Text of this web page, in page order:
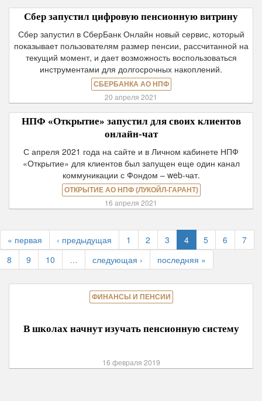
Сбер запустил цифровую пенсионную витрину
Сбер запустил в СберБанк Онлайн новый сервис, который
показывает пользователям размер пенсии, рассчитанной на
текущий момент, и дает возможность воспользоваться
инструментами для долгосрочных накоплений.
СБЕРБАНКА АО НПФ
20 апреля 2021
НПФ «Открытие» запустил для своих клиентов
онлайн-чат
С апреля 2021 года на сайте и в Личном кабинете НПФ
«Открытие» для клиентов был запущен еще один канал
коммуникации с Фондом – web-чат.
ОТКРЫТИЕ АО НПФ (ЛУКОЙЛ-ГАРАНТ)
16 апреля 2021
« первая ‹ предыдущая 1 2 3 4 5 6
7
8
9 10 … следующая › последняя »
ФИНАНСЫ И ПЕНСИИ
В школах начнут изучать пенсионную систему
16 февраля 2019